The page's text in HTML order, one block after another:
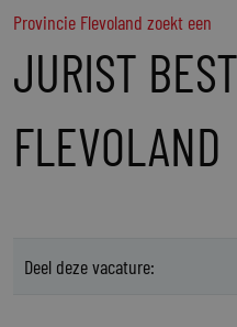
Provincie Flevoland zoekt een
JURIST
FLEVOLAND
Deel deze vacature: